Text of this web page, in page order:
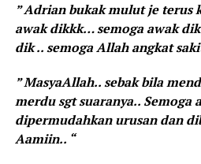
” Adrian bukak mulut je terus
awak dikkk… semoga awak
dik .. semoga Allah angkat
” MasyaAllah.. sebak bila
merdu sgt suaranya.. Semoga
dipermudahkan urusan dan
Aamiin.. “